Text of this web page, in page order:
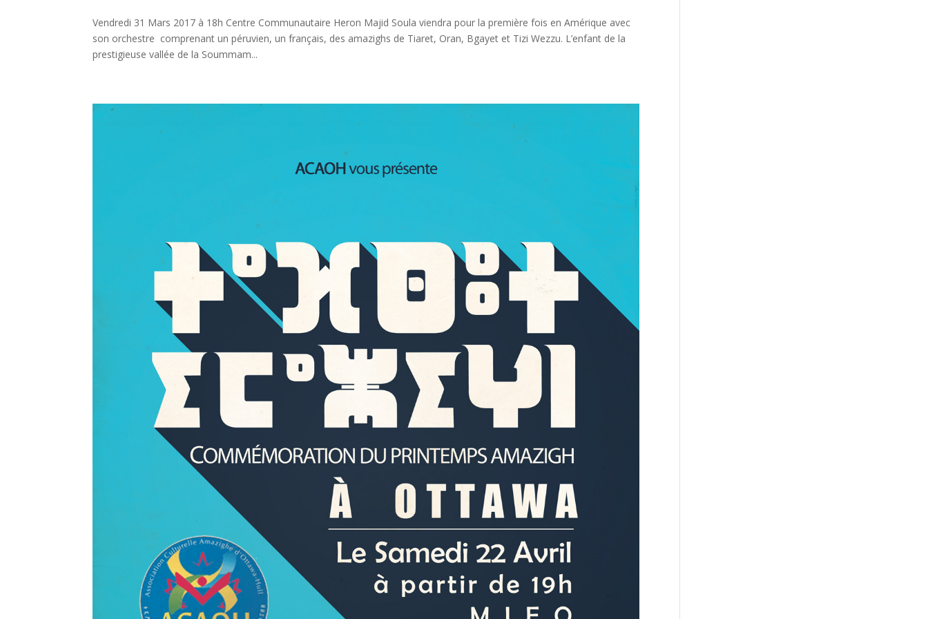
Vendredi 31 Mars 2017 à 18h Centre Communautaire Heron Majid Soula viendra pour la première fois en Amérique avec
son orchestre comprenant un péruvien, un français, des amazighs de Tiaret, Oran, Bgayet et Tizi Wezzu. L’enfant de la
prestigieuse vallée de la Soummam...